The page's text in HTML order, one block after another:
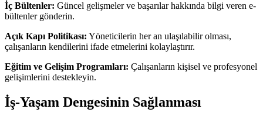
İç Bültenler: Güncel gelişmeler ve başarılar hakkında bilgi veren e-
bültenler gönderin.
Açık Kapı Politikası: Yöneticilerin her an ulaşılabilir olması,
çalışanların kendilerini ifade etmelerini kolaylaştırır.
Eğitim ve Gelişim Programları: Çalışanların kişisel ve profesyonel
gelişimlerini destekleyin.
İş-Yaşam Dengesinin Sağlanması